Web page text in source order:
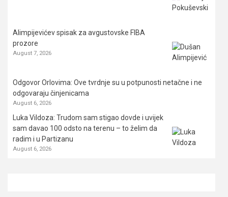
Alimpijevićev spisak za avgustovske FIBA
prozore
August 7, 2026
Odgovor Orlovima: ​Ove tvrdnje su u potpunosti netačne i ne
odgovaraju činjenicama
August 6, 2026
Luka Vildoza: Trudom sam stigao dovde i uvijek
sam davao 100 odsto na terenu – to želim da
radim i u Partizanu
August 6, 2026